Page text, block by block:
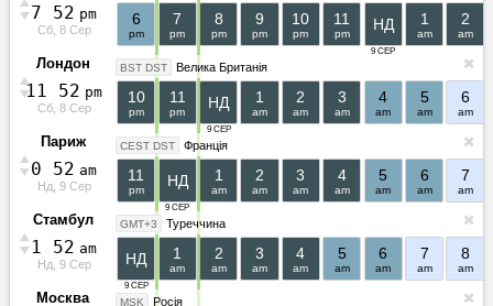
7 52 pm
Сб, 8 Сер
6
pm
7
pm
8
pm
9
pm
10
pm
11
pm
9 СЕР
НД 1
am
2
am
Лондон BST DST Велика Британія
1 1 52 pm
Сб, 8 Сер
10
pm
11
pm
9 СЕР
НД 1
am
2
am
3
am
4
am
5
am
6
am
Париж CEST DST Франція
0 52 am
Нд, 9 Сер
11
pm
9 СЕР
НД 1
am
2
am
3
am
4
am
5
am
6
am
7
am
Стамбул GMT+3 Туреччина
1 52 am
Нд, 9 Сер
9 СЕР
НД 1
am
2
am
3
am
4
am
5
am
6
am
7
am
8
am
Москва MSK Росія